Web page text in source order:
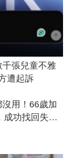
張兒童不雅
遭起訴
用！66歲加
成功找回失散